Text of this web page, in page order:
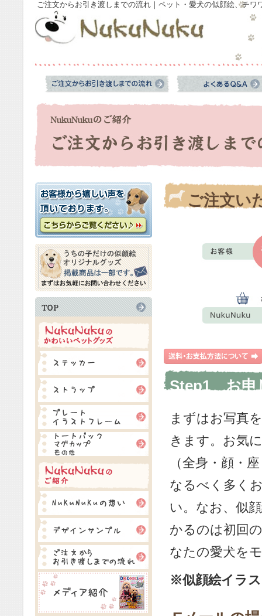
ご注文からお引き渡しまでの流れ｜ペット・愛犬の似顔絵、チ
ご注文い
Step1 お申
まずはお写真
きます。お気
（全身・顔・
なるべく多く
い。なお、似
かるのは初回
なたの愛犬を
※似顔絵イラ